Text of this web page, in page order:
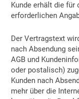
Kunde erhält die für
erforderlichen
Der Vertragstext
nach Absendung
AGB und
oder postalisch)
Kunden nach
mehr über die